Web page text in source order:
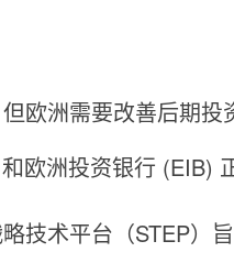
欧洲需要改善后期投
欧洲投资银行 (EIB)
技术平台（STEP）